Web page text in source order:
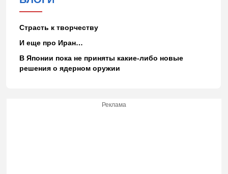
Страсть к творчеству
И еще про Иран…
В Японии пока не приняты какие-либо новые
решения о ядерном оружии
Реклама